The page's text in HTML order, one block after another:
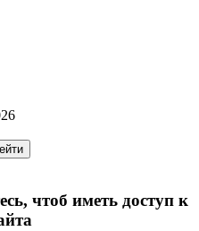
чтоб иметь доступ к